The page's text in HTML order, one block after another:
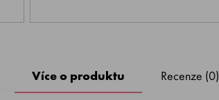
Více o produktu Recenze (0)